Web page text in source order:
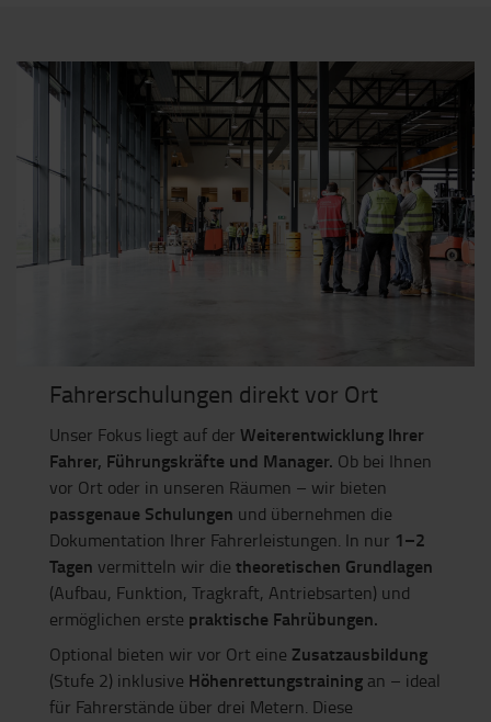
Fahrerschulungen direkt vor Ort
Unser Fokus liegt auf der Weiterentwicklung Ihrer
Fahrer, Führungskräfte und Manager. Ob bei Ihnen
vor Ort oder in unseren Räumen – wir bieten
passgenaue Schulungen und übernehmen die
Dokumentation Ihrer Fahrerleistungen. In nur 1–2
Tagen vermitteln wir die theoretischen Grundlagen
(Aufbau, Funktion, Tragkraft, Antriebsarten) und
ermöglichen erste praktische Fahrübungen.
Optional bieten wir vor Ort eine Zusatzausbildung
(Stufe 2) inklusive Höhenrettungstraining an – ideal
für Fahrerstände über drei Metern. Diese